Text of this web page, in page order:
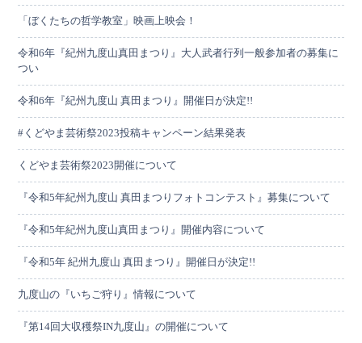
「ぼくたちの哲学教室」映画上映会！
令和6年『紀州九度山真田まつり』大人武者行列一般参加者の募集に
つい
令和6年『紀州九度山 真田まつり』開催日が決定!!
#くどやま芸術祭2023投稿キャンペーン結果発表
くどやま芸術祭2023開催について
『令和5年紀州九度山 真田まつりフォトコンテスト』募集について
『令和5年紀州九度山真田まつり』開催内容について
『令和5年 紀州九度山 真田まつり』開催日が決定!!
九度山の『いちご狩り』情報について
『第14回大収穫祭IN九度山』の開催について